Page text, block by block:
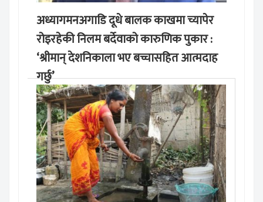
अध्यागमनअगाडि दूधे बालक काखमा च्यापेर
रोइरहेकी निलम बर्देवाको कारुणिक पुकार :
‘श्रीमान् देशनिकाला भए बच्चासहित आत्मदाह
गर्छु’
मङ्लबार, साउन १९, २०८३